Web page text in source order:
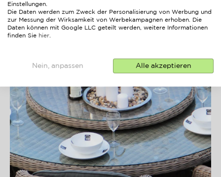
Einstellungen.
Die Daten werden zum Zweck der Personalisierung von Werbung und
zur Messung der Wirksamkeit von Werbekampagnen erhoben. Die
Daten können mit Google LLC geteilt werden, weitere Informationen
finden Sie hier.
Nein, anpassen Alle akzeptieren